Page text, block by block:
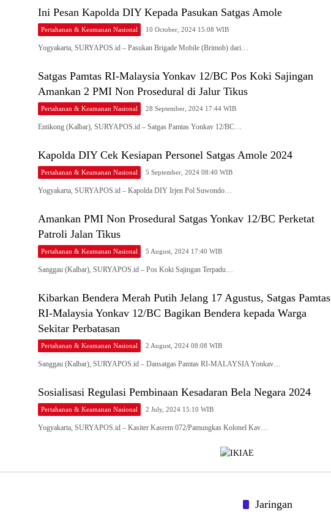
Ini Pesan Kapolda DIY Kepada Pasukan Satgas Amole
Pertahanan & Keamanan Nasional 10 October, 2024 15:08 WIB
Yogyakarta, SURYAPOS.id – Pasukan Brigade Mobile (Brimob) dari…
Satgas Pamtas RI-Malaysia Yonkav 12/BC Pos Koki Sajingan
Amankan 2 PMI Non Prosedural di Jalur Tikus
Pertahanan & Keamanan Nasional 28 September, 2024 17:44 WIB
Entikong (Kalbar), SURYAPOS.id – Satgas Pamtas Yonkav 12/BC…
Kapolda DIY Cek Kesiapan Personel Satgas Amole 2024
Pertahanan & Keamanan Nasional 5 September, 2024 08:40 WIB
Yogyakarta, SURYAPOS.id – Kapolda DIY Irjen Pol Suwondo…
Amankan PMI Non Prosedural Satgas Yonkav 12/BC Perketat
Patroli Jalan Tikus
Pertahanan & Keamanan Nasional 5 August, 2024 17:40 WIB
Sanggau (Kalbar), SURYAPOS.id – Pos Koki Sajingan Terpadu…
Kibarkan Bendera Merah Putih Jelang 17 Agustus, Satgas Pamtas
RI-Malaysia Yonkav 12/BC Bagikan Bendera kepada Warga
Sekitar Perbatasan
Pertahanan & Keamanan Nasional 2 August, 2024 08:08 WIB
Sanggau (Kalbar), SURYAPOS.id – Dansatgas Pamtas RI-MALAYSIA Yonkav…
Sosialisasi Regulasi Pembinaan Kesadaran Bela Negara 2024
Pertahanan & Keamanan Nasional 2 July, 2024 15:10 WIB
Yogyakarta, SURYAPOS.id – Kasiter Kasrem 072/Pamungkas Kolonel Kav…
Jaringan